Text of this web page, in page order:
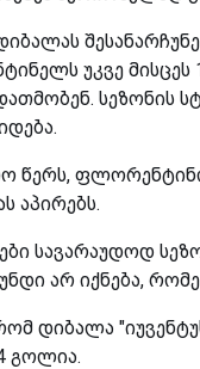
უკვე
სეზონის
წერს,
აპირებს.
სავარაუდოდ
არ იქნება,
დიბალა
გოლია.